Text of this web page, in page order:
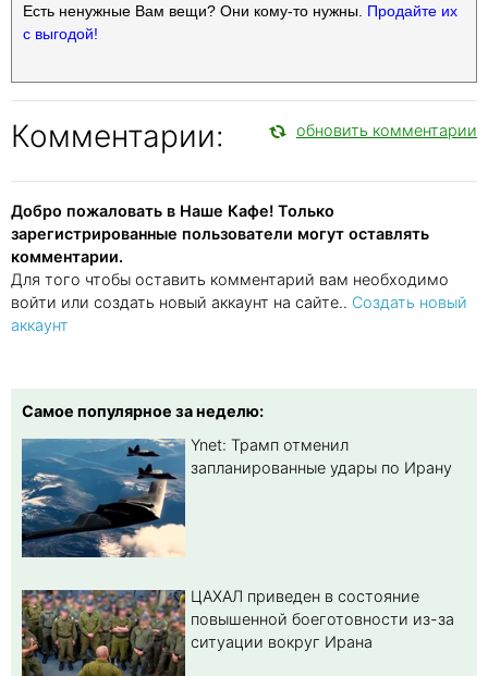
Есть ненужные Вам вещи? Они кому-то нужны. Продайте их
с выгодой!
Комментарии: обновить комментарии
Добро пожаловать в Наше Кафе! Только
зарегистрированные пользователи могут оставлять
комментарии.
Для того чтобы оставить комментарий вам необходимо
войти или создать новый аккаунт на сайте.. Создать новый
аккаунт
Самое популярное за неделю:
Ynet: Трамп отменил
запланированные удары по Ирану
ЦАХАЛ приведен в состояние
повышенной боеготовности из-за
ситуации вокруг Ирана